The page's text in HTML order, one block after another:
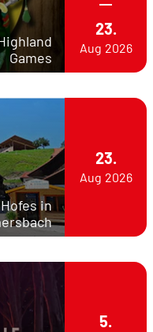
Games
23.
Aug 2026
in
23.
Aug 2026
5.